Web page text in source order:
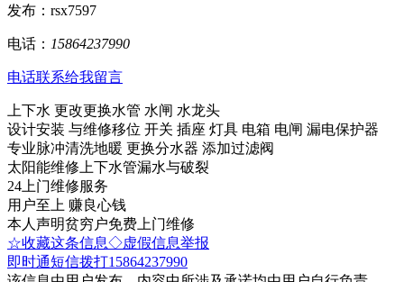
发布：rsx7597
电话： 15864237990
电话联系给我留言
上下水 更改更换水管 水闸 水龙头
设计安装 与维修移位 开关 插座 灯具 电箱 电闸 漏电保护器
专业脉冲清洗地暖 更换分水器 添加过滤阀
太阳能维修上下水管漏水与破裂
24上门维修服务
用户至上 赚良心钱
本人声明贫穷户免费上门维修
☆收藏这条信息◇虚假信息举报
即时通短信拨打15864237990